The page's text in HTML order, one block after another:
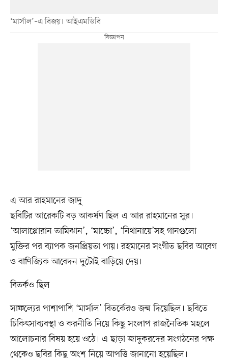
‘মার্সাল’–এ বিজয়। আইএমডিবি
এ আর রাহমানের জাদু
ছবিটির আরেকটি বড় আকর্ষণ ছিল এ আর রাহমানের সুর।
‘আলাপ্পোরান তামিঝান’, ‘মাচ্চো’, ‘নিথানায়ে’সহ গানগুলো
মুক্তির পর ব্যাপক জনপ্রিয়তা পায়। রহমানের সংগীত ছবির আবেগ
ও বাণিজ্যিক আবেদন দুটোই বাড়িয়ে দেয়।
বিতর্কও ছিল
সাফল্যের পাশাপাশি ‘মার্সাল’ বিতর্কেরও জন্ম দিয়েছিল। ছবিতে
চিকিৎসাব্যবস্থা ও করনীতি নিয়ে কিছু সংলাপ রাজনৈতিক মহলে
আলোচনার বিষয় হয়ে ওঠে। এ ছাড়া জাদুকরদের সংগঠনের পক্ষ
থেকেও ছবির কিছু অংশ নিয়ে আপত্তি জানানো হয়েছিল।